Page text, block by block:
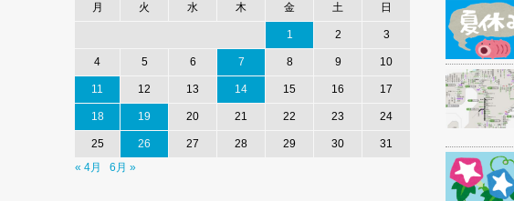
月 火 水 木 金 土 日
1 2 3
4 5 6 7 8 9 10
11 12 13 14 15 16 17
18 19 20 21 22 23 24
25 26 27 28 29 30
31
« 4月
6月 »